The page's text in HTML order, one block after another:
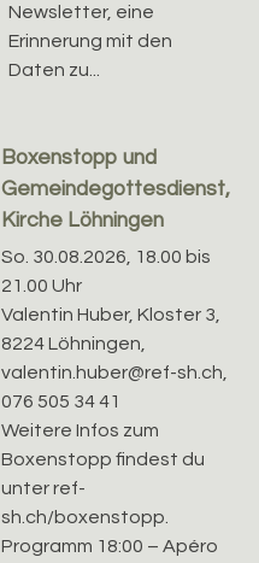
Newsletter, eine
Erinnerung mit den
Daten zu...
Boxenstopp und
Gemeindegottesdienst,
Kirche Löhningen
So. 30.08.2026, 18.00 bis
21.00 Uhr
Valentin Huber, Kloster 3,
8224 Löhningen,
valentin.huber@ref-sh.ch,
076 505 34 41
Weitere Infos zum
Boxenstopp findest du
unter ref-
sh.ch/boxenstopp.
Programm 18:00 – Apéro